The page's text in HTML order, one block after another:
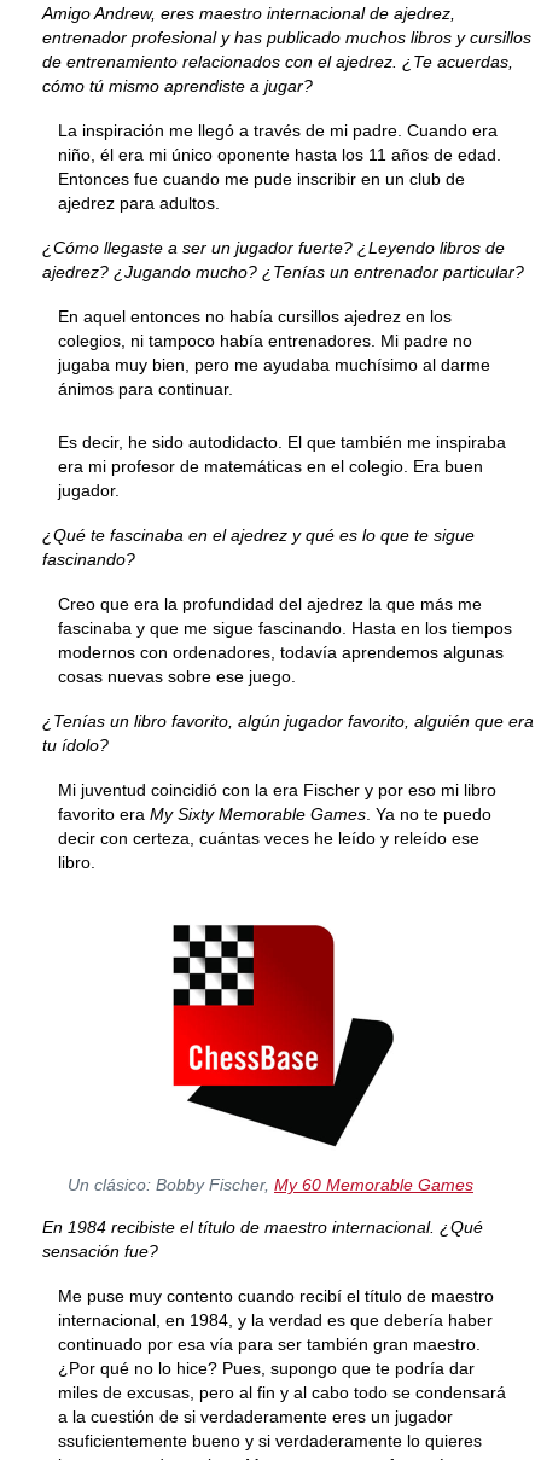
Amigo Andrew, eres maestro internacional de ajedrez,
entrenador profesional y has publicado muchos libros y cursillos
de entrenamiento relacionados con el ajedrez. ¿Te acuerdas,
cómo tú mismo aprendiste a jugar?
La inspiración me llegó a través de mi padre. Cuando era
niño, él era mi único oponente hasta los 11 años de edad.
Entonces fue cuando me pude inscribir en un club de
ajedrez para adultos.
¿Cómo llegaste a ser un jugador fuerte? ¿Leyendo libros de
ajedrez? ¿Jugando mucho? ¿Tenías un entrenador particular?
En aquel entonces no había cursillos ajedrez en los
colegios, ni tampoco había entrenadores. Mi padre no
jugaba muy bien, pero me ayudaba muchísimo al darme
ánimos para continuar.
Es decir, he sido autodidacto. El que también me inspiraba
era mi profesor de matemáticas en el colegio. Era buen
jugador.
¿Qué te fascinaba en el ajedrez y qué es lo que te sigue
fascinando?
Creo que era la profundidad del ajedrez la que más me
fascinaba y que me sigue fascinando. Hasta en los tiempos
modernos con ordenadores, todavía aprendemos algunas
cosas nuevas sobre ese juego.
¿Tenías un libro favorito, algún jugador favorito, alguién que era
tu ídolo?
Mi juventud coincidió con la era Fischer y por eso mi libro
favorito era My Sixty Memorable Games . Ya no te puedo
decir con certeza, cuántas veces he leído y releído ese
libro.
Un clásico: Bobby Fischer, My 60 Memorable Games
En 1984 recibiste el título de maestro internacional. ¿Qué
sensación fue?
Me puse muy contento cuando recibí el título de maestro
internacional, en 1984, y la verdad es que debería haber
continuado por esa vía para ser también gran maestro.
¿Por qué no lo hice? Pues, supongo que te podría dar
miles de excusas, pero al fin y al cabo todo se condensará
a la cuestión de si verdaderamente eres un jugador
ssuficientemente bueno y si verdaderamente lo quieres